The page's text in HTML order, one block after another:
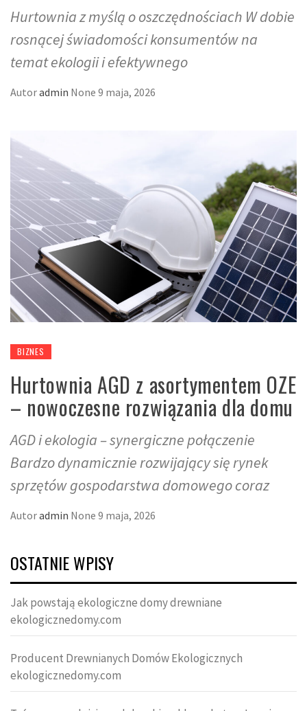
Hurtownia z myślą o oszczędnościach W dobie
rosnącej świadomości konsumentów na
temat ekologii i efektywnego
Autoradmin None 9 maja, 2026
BIZNES
Hurtownia AGD z asortymentem OZE
– nowoczesne rozwiązania dla domu
AGD i ekologia – synergiczne połączenie
Bardzo dynamicznie rozwijający się rynek
sprzętów gospodarstwa domowego coraz
Autoradmin None 9 maja, 2026
OSTATNIE WPISY
Jak powstają ekologiczne domy drewniane
ekologicznedomy.com
Producent Drewnianych Domów Ekologicznych
ekologicznedomy.com